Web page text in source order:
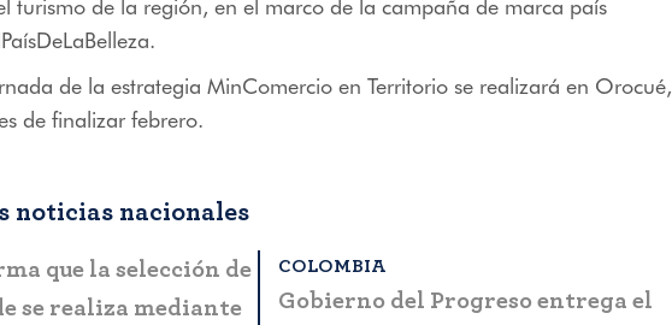
turismo de la región, en el marco de la campaña de marca país
de la estrategia MinComercio en Territorio se realizará en Orocué,
de finalizar febrero.
noticias nacionales
a la ciudadanía
BOGOTÁ
MinCIT y Fontur lanzan nuevo